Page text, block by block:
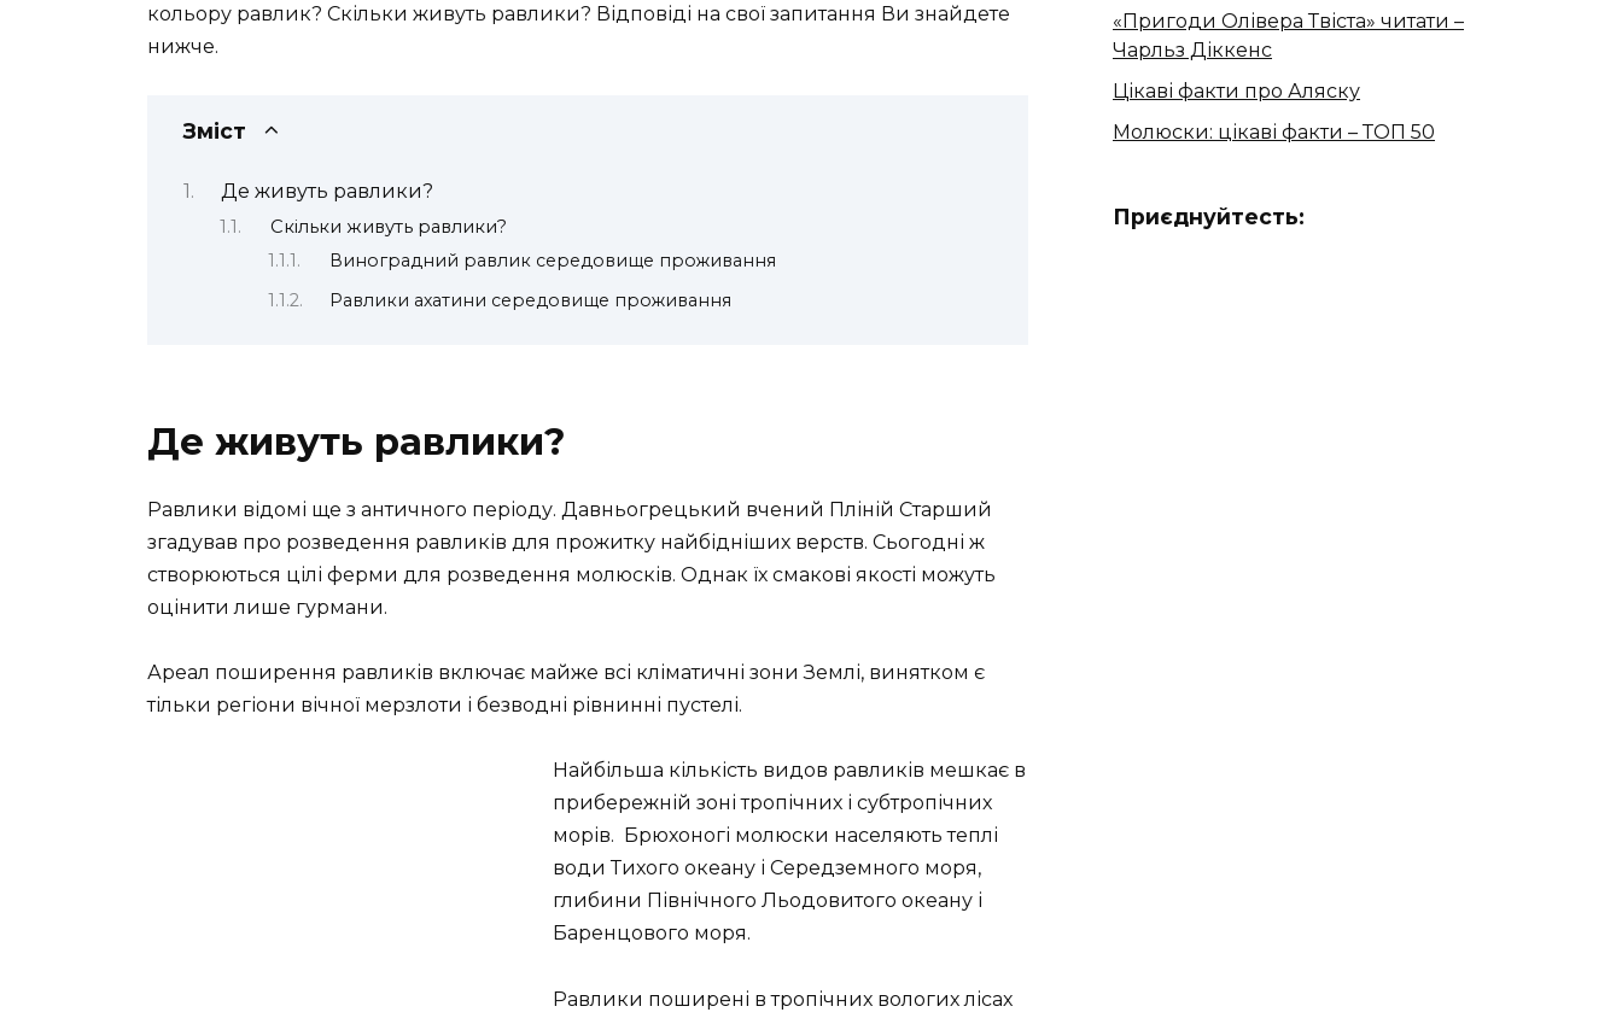
кольору равлик? Скільки живуть равлики? Відповіді на свої запитання Ви знайдете
нижче.
Зміст
Де живуть равлики?
Скільки живуть равлики?
Виноградний равлик середовище проживання
Равлики ахатини середовище проживання
Де живуть равлики?
Равлики відомі ще з античного періоду. Давньогрецький вчений Пліній Старший
згадував про розведення равликів для прожитку найбідніших верств. Сьогодні ж
створюються цілі ферми для розведення молюсків. Однак їх смакові якості можуть
оцінити лише гурмани.
Ареал поширення равликів включає майже всі кліматичні зони Землі, винятком є
тільки регіони вічної мерзлоти і безводні рівнинні пустелі.
Найбільша кількість видов равликів мешкає в
прибережній зоні тропічних і субтропічних
морів. Брюхоногі молюски населяють теплі
води Тихого океану і Середземного моря,
глибини Північного Льодовитого океану і
Баренцового моря.
Равлики поширені в тропічних вологих лісах
«Пригоди Олівера Твіста» читати –
Чарльз Діккенс
Цікаві факти про Аляску
Молюски: цікаві факти – ТОП 50
Приєднуйтесть: